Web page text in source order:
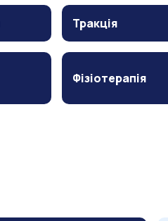
Тракція
Фізіотерапія